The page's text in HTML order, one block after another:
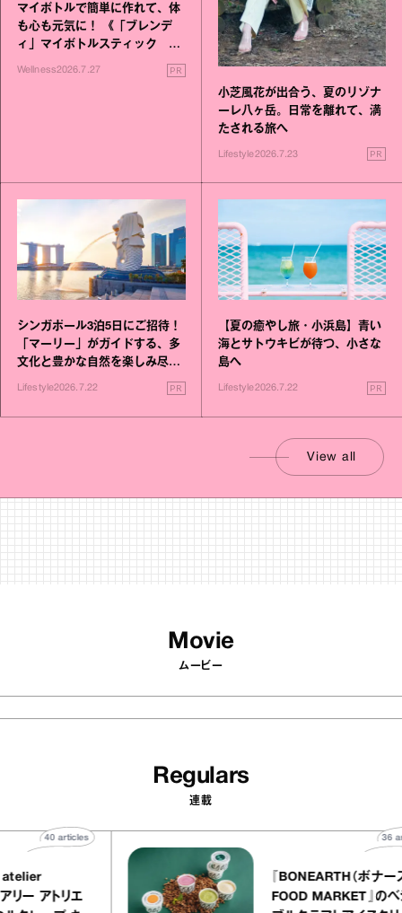
マイボトルで簡単に作れて、体
も心も元気に！ 《「ブレンデ
ィ」マイボトルスティック い
いこと毎日》シリーズが誕生
Wellness2026.7.27 PR
小芝風花が出合う、夏のリゾナ
ーレ八ヶ岳。日常を離れて、満
たされる旅へ
Lifestyle2026.7.23 PR
シンガポール3泊5日にご招待！
「マーリー」がガイドする、多
文化と豊かな自然を楽しみ尽く
Lifestyle2026.7.22 PR
【夏の癒やし旅・小浜島】青い
海とサトウキビが待つ、小さな
島へ
Lifestyle2026.7.22 PR
View all
Movie
ムービー
Regulars
連載
atelier
（イクアリー アトリエ
40
『BONEARTH
FOOD